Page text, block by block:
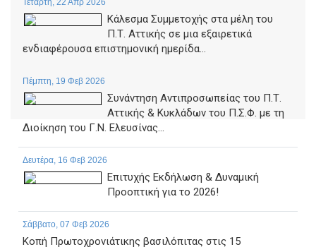
Τετάρτη, 22 Απρ 2026
Κάλεσμα Συμμετοχής στα μέλη του
Π.Τ. Αττικής σε μια εξαιρετικά
ενδιαφέρουσα επιστημονική ημερίδα...
Πέμπτη, 19 Φεβ 2026
Συνάντηση Αντιπροσωπείας του Π.Τ.
Αττικής & Κυκλάδων του Π.Σ.Φ. με τη
Διοίκηση του Γ.Ν. Ελευσίνας...
Δευτέρα, 16 Φεβ 2026
Επιτυχής Εκδήλωση & Δυναμική
Προοπτική για το 2026!
Σάββατο, 07 Φεβ 2026
Κοπή Πρωτοχρονιάτικης βασιλόπιτας στις 15